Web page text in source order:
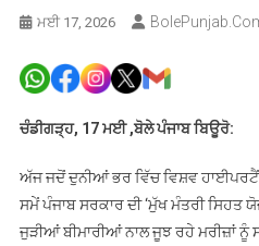
ਮਈ 17, 2026
ਚੰਡੀਗੜ੍ਹ, 17 ਮਈ ,ਬੋਲੇ ਪੰਜਾਬ ਬਿਊਰੋ:
ਅੱਜ ਜਦੋਂ ਦੁਨੀਆਂ ਭਰ ਵਿੱਚ ਵਿਸ਼ਵ
ਸਮੇਂ ਪੰਜਾਬ ਸਰਕਾਰ ਦੀ ‘ਮੁੱਖ ਮੰਤਰੀ ਸਿਹਤ
ਜੁੜੀਆਂ ਬੀਮਾਰੀਆਂ ਨਾਲ ਜੂਝ ਰਹੇ ਮਰੀਜ਼ਾਂ